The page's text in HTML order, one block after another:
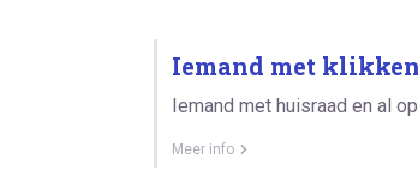
Iemand met
Iemand met huisraad en al
Meer info